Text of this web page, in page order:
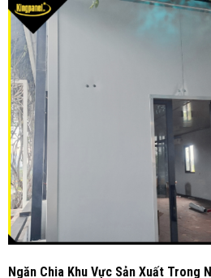
Ngăn Chia Khu Vực Sản Xuất Trong